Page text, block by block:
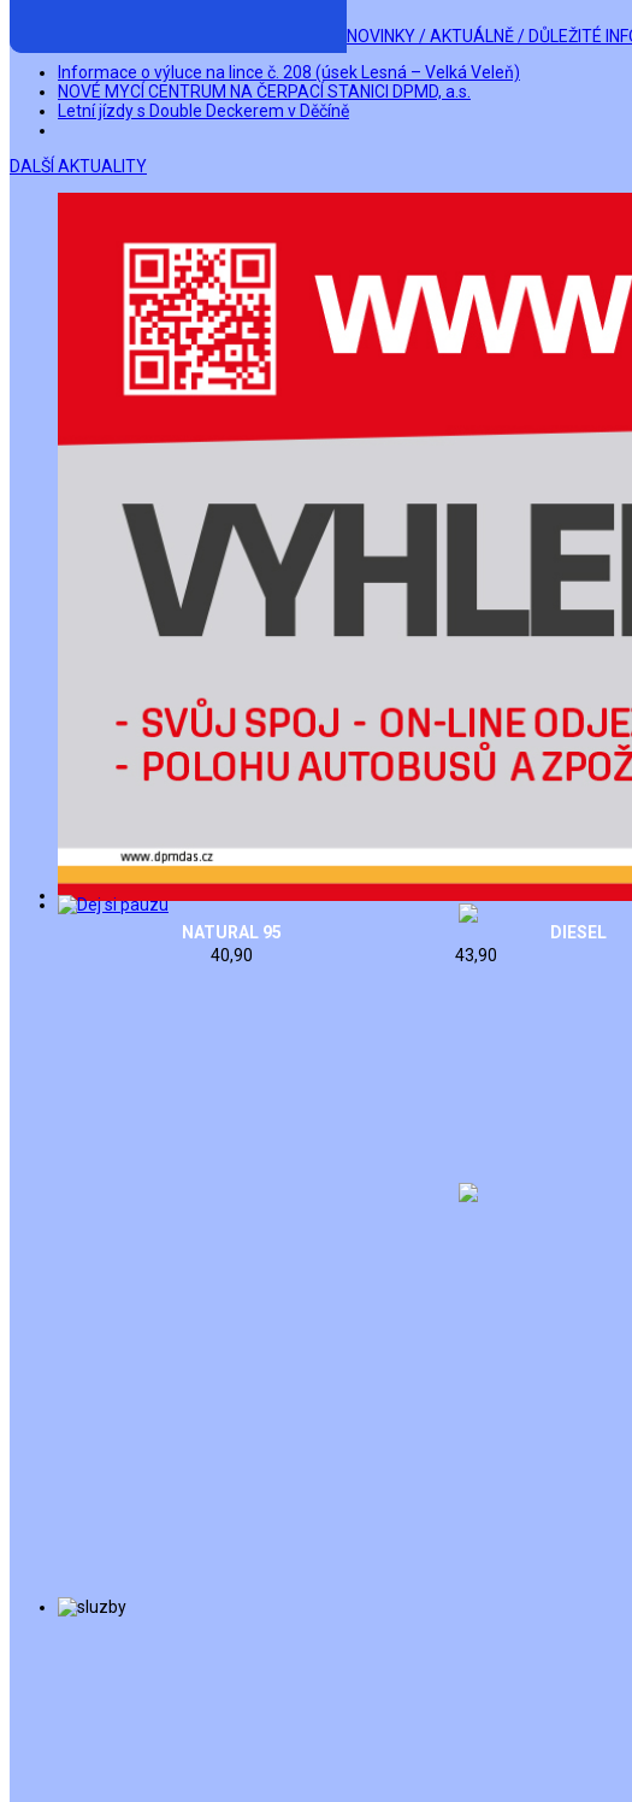
NOVINKY / AKTUÁLNĚ / DŮLEŽITÉ
Informace o výluce na lince č. 208 (úsek Lesná – Velká Veleň)
NOVÉ MYCÍ CENTRUM NA ČERPACÍ STANICI DPMD, a.s.
Letní jízdy s Double Deckerem v Děčíně
DALŠÍ AKTUALITY
NATURAL 95
DIESEL
40,90
43,90